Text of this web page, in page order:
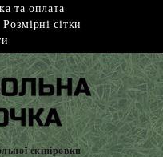
та оплата
Розмірні сітки
екіпіровки